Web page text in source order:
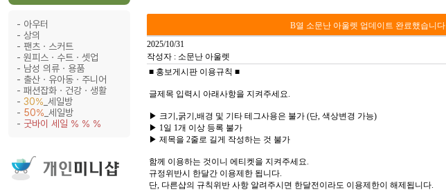
아우터
상의
팬츠ㆍ스커트
원피스ㆍ수트ㆍ셋업
남성 의류ㆍ용품
출산ㆍ유아동ㆍ주니어
패션잡화ㆍ건강ㆍ생활
30% _세일방
50% _세일방
굿바이 세일 % % %
B열 소문난 아울렛 업데이트 완료했습니다
2025/10/31
작성자 : 소문난 아울렛
■ 홍보게시판 이용규칙 ■
글제목 입력시 아래사항을 지켜주세요.
▶ 크기,굵기,배경 및 기타 테그사용은 불가 (단, 색상변경 가능)
▶ 1일 1개 이상 등록 불가
▶ 제목을 2줄로 길게 작성하는 것 불가
함께 이용하는 것이니 에티켓을 지켜주세요.
규정위반시 한달간 이용제한 됩니다.
단, 다른샵의 규칙위반 사항 알려주시면 한달전이라도 이용제한이 해제됩니다.